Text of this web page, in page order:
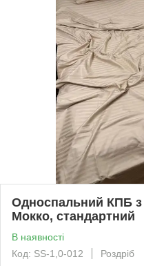
Односпальний КПБ з
Мокко, стандартний
В наявності
Код: SS-1,0-012
Роздріб